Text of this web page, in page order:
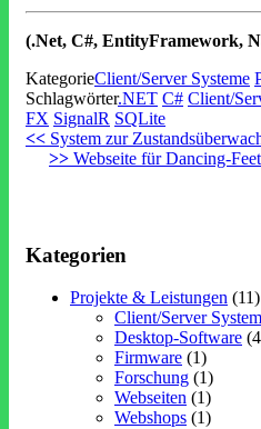
(.Net, C#, EntityFramework,
KategorieClient/Server Systeme
Schlagwörter.NET C# Client/
FX SignalR SQLite
<< System zur
>> Webseite für Dancing-
Kategorien
Projekte & Leistungen (11)
Client/Server
Desktop-Software
Firmware (1)
Forschung (1)
Webseiten (1)
Webshops (1)